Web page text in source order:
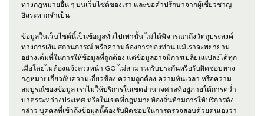
ทางกฎหมายอื่น ๆ บนเว็บไซต์ของเรา และขอคำปรึกษาจากผู้เชี่ยวชาญ
อิสระหากจำเป็น
ข้อมูลในเว็บไซต์นี้เป็นข้อมูลทั่วไปเท่านั้น ไม่ได้พิจารณาถึงวัตถุประสงค์
ทางการเงิน สถานการณ์ หรือความต้องการของท่าน แม้เราจะพยายาม
อย่างเต็มที่ในการให้ข้อมูลที่ถูกต้อง แต่ข้อมูลอาจมีการเปลี่ยนแปลงได้ทุก
เมื่อโดยไม่ต้องแจ้งล่วงหน้า GO ไม่สามารถรับประกันหรือรับผิดชอบทาง
กฎหมายเกี่ยวกับความเกี่ยวข้อง ความถูกต้อง ความทันเวลา หรือความ
สมบูรณ์ของข้อมูล เราไม่ให้บริการในเขตอำนาจศาลที่อยู่ภายใต้การคว่ำ
บาตรระหว่างประเทศ หรือในเขตที่กฎหมายท้องถิ่นห้ามการให้บริการดัง
กล่าว บุคคลที่เข้าถึงข้อมูลนี้ต้องรับผิดชอบในการตรวจสอบด้วยตนเองว่า